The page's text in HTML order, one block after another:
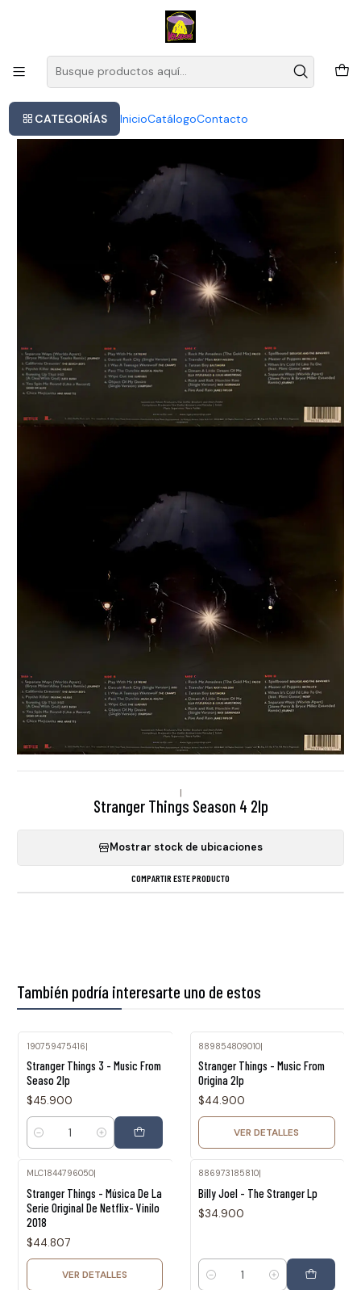
CATEGORÍAS InicioCatálogoContacto
Este es el texto del slide
|
Stranger Things Season 4 2lp
Mostrar stock de ubicaciones
COMPARTIR ESTE PRODUCTO
También podría interesarte uno de estos
190759475416|
Stranger Things 3 - Music From
Seaso 2lp
$45.900
Cantidad
889854809010|
Stranger Things - Music From
Origina 2lp
$44.900
VER DETALLES
MLC1844796050|
Stranger Things - Música De La
Serie Original De Netflix- Vinilo
2018
$44.807
VER DETALLES
886973185810
Billy Joel - The Stranger Lp
$34.900
Cantidad